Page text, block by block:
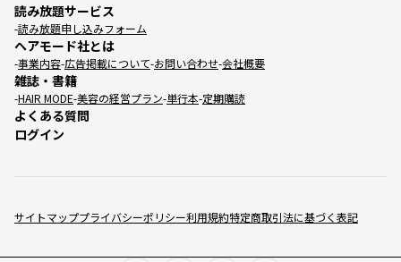
サイトマッププライバシーポリシー利用規約特定商取引法に基づく表記
読み放題サービス
読み放題申し込みフォーム
ヘアモード社とは
事業内容 広告掲載について お問い合わせ 会社概要
雑誌・書籍
HAIR MODE 美容の経営プラン 単行本 定期購読
よくある質問
ログイン